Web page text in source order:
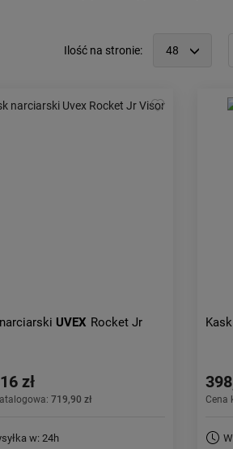
Ilość na stronie: 48
UVEX Rocket Jr
zł
719,90 zł
w: 24h
Cena